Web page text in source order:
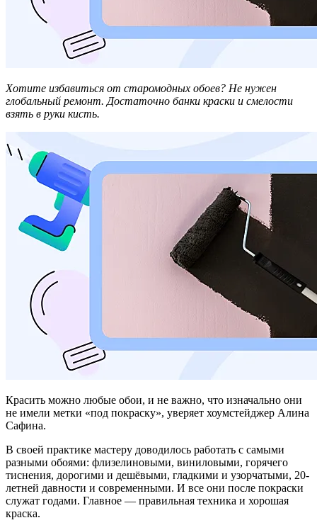
Хотите избавиться от старомодных обоев? Не нужен
глобальный ремонт. Достаточно банки краски и смелости
взять в руки кисть.
Красить можно любые обои, и не важно, что изначально они
не имели метки «под покраску», уверяет хоумстейджер Алина
Сафина.
В своей практике мастеру доводилось работать с самыми
разными обоями: флизелиновыми, виниловыми, горячего
тиснения, дорогими и дешёвыми, гладкими и узорчатыми, 20-
летней давности и современными. И все они после покраски
служат годами. Главное — правильная техника и хорошая
краска.